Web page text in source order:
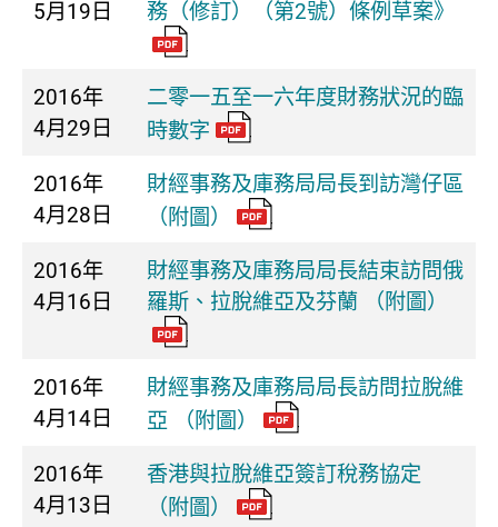
5月19日
務（修訂）（第2號）條例草案》
2016年
4月29日
二零一五至一六年度財務狀況的臨
時數字
2016年
4月28日
財經事務及庫務局局長到訪灣仔區
（附圖）
2016年
4月16日
財經事務及庫務局局長結束訪問俄
羅斯、拉脫維亞及芬蘭 （附圖）
2016年
4月14日
財經事務及庫務局局長訪問拉脫維
亞 （附圖）
2016年
4月13日
香港與拉脫維亞簽訂稅務協定
（附圖）